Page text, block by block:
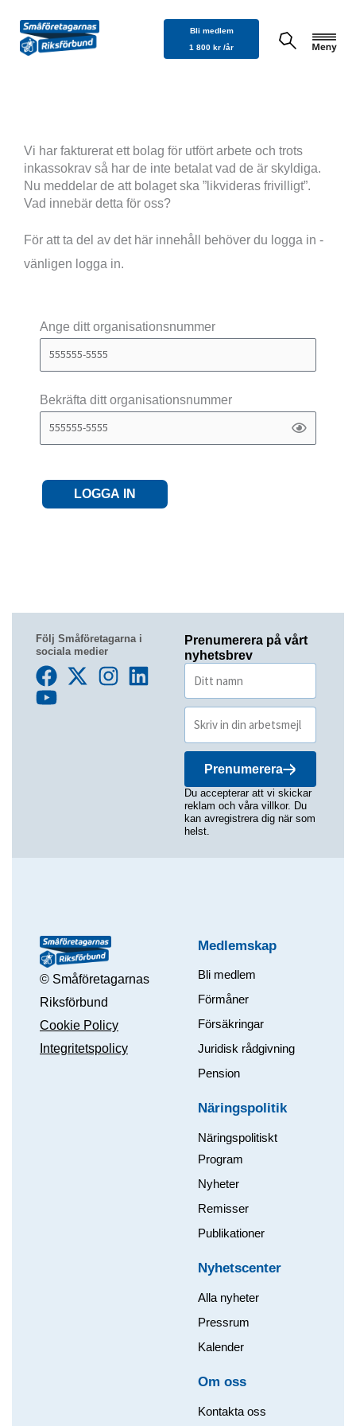
innehåll
Bli medlem
1 800 kr /år
Vi har fakturerat ett bolag för utfört arbete och trots
inkassokrav så har de inte betalat vad de är skyldiga.
Nu meddelar de att bolaget ska ”likvideras frivilligt”.
Vad innebär detta för oss?
För att ta del av det här innehåll behöver du logga in -
vänligen logga in.
Ange ditt organisationsnummer
Bekräfta ditt organisationsnummer
LOGGA IN
Följ Småföretagarna i
sociala medier
Prenumerera på vårt
nyhetsbrev
Prenumerera
Du accepterar att vi skickar
reklam och våra villkor. Du
kan avregistrera dig när som
helst.
© Småföretagarnas
Riksförbund
Cookie Policy
Integritetspolicy
Medlemskap
Bli medlem
Förmåner
Försäkringar
Juridisk rådgivning
Pension
Näringspolitik
Näringspolitiskt
Program
Nyheter
Remisser
Publikationer
Nyhetscenter
Alla nyheter
Pressrum
Kalender
Om oss​
Kontakta oss